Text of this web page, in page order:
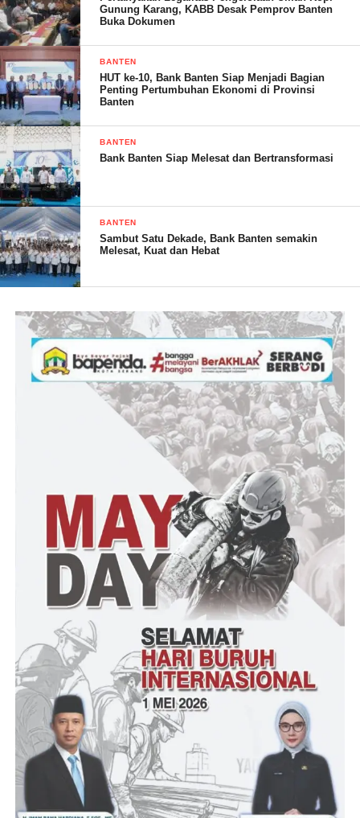
Iklan FOKAR 24
Lebih lanjut, Rizal sapaan akrab pria asli kelahiran Pandeglang
selatan tersebut menambahkan, jika benar adanya sikap acuh
bahkan seakan mengabaikan persoalan VN yang diduga kuat
dari Kepala Desa Karangsari tersebut, pihak DPMPD diduga
menjadi salah satu yang mengarahkan kepada pihak oknum
VN yang bernada ancaman kepada warga yang tidak mau
mengikuti arahan pada Pemilu 2024 mendatang
“Bisa dipastikan, jika pihak DPMPD bungkam dan acuh
terhadap persoalan VN tersebut, bahwa dengan beraninya
oknum Kades yang mengancam warga nya, agar mengikuti
arahan pada pemilu 2024 mendatang, pihak DPMPD pun diduga
mengetahui bahkan seakan mendukung dengan langkah oknum
Kades di Kecamatan Angsana tersebut” lanjutnya
Dalam kesempatan bincang-bincang terakhirnya, Rizaludin, SH
pun meminta kepada pihak Sentra Gakumdu Kabupaten
Pandeglang segera ambil langkah terbaik, karena bukan hanya
persoalan menjelang pemilu, tapi dengan adanya nada ancaman
bagi warga pun perlu disikapi, karena hal tersebut pun sudah
bisa dikategorikan kepada tindakan pidana murni, karena
bernada ancaman.
Gunung Karang, KABB Desak Pemprov Banten
Buka Dokumen
BANTEN
HUT ke-10, Bank Banten Siap Menjadi Bagian
Penting Pertumbuhan Ekonomi di Provinsi
Banten
BANTEN
Bank Banten Siap Melesat dan Bertransformasi
BANTEN
Sambut Satu Dekade, Bank Banten semakin
Melesat, Kuat dan Hebat